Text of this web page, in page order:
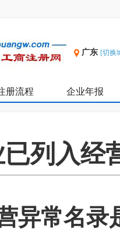
广东 [切换
册流程 企业年报
列入经
异常名